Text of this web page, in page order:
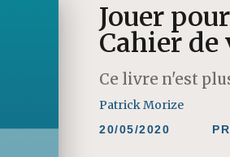
Jouer
Cahier de
Ce livre n'est
Patrick Morize
20/05/2020